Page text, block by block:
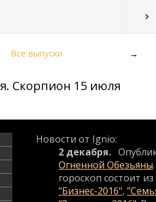
Все выпуски →
Скорпион 15 июля
Новости от Ignio:
2 декабря.
Огненной Обезьяны
гороскоп состоит
"Бизнес-2016",